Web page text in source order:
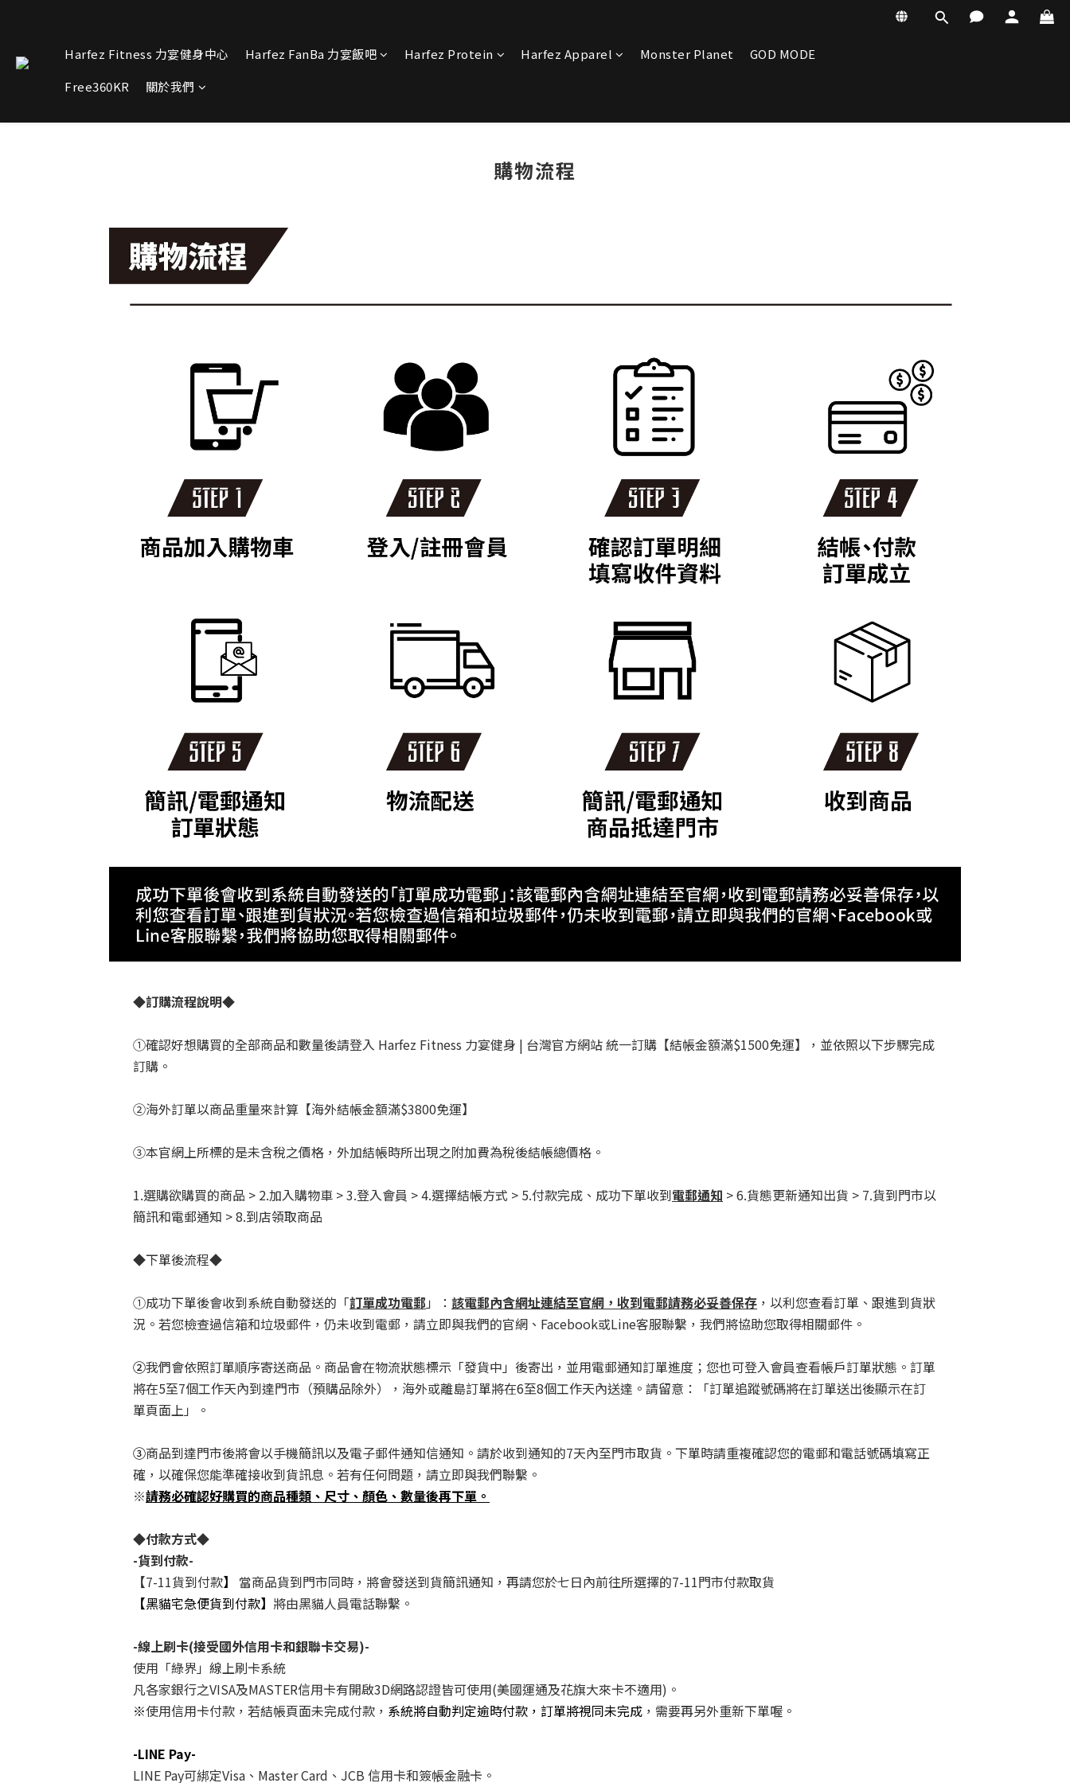
Harfez Fitness 力宴健身中心 Harfez FanBa 力宴飯吧 Harfez Protein Harfez Apparel Monster Planet
GOD MODE
Free360KR
關於我們
購物流程
◆訂購流程說明◆
①確認好想購買的全部商品和數量後請登入 Harfez Fitness 力宴健身 | 台灣官方網站 統一訂購【結帳金額滿$1500免運】，並依照以下步驟完成
訂購。
②海外訂單以商品重量來計算【海外結帳金額滿$3800免運】
③本官網上所標的是未含稅之價格，外加結帳時所出現之附加費為稅後結帳總價格。
1.選購欲購買的商品 > 2.加入購物車 > 3.登入會員 > 4.選擇結帳方式 > 5.付款完成、成功下單收到電郵通知 > 6.貨態更新通知出貨 > 7.貨到門市以
簡訊和電郵通知 > 8.到店領取商品
◆下單後流程◆
①成功下單後會收到系統自動發送的「訂單成功電郵」： 該電郵內含網址連結至官網，收到電郵請務必妥善保存 ，以利您查看訂單、跟進到貨狀
況。若您檢查過信箱和垃圾郵件，仍未收到電郵，請立即與我們的官網、Facebook或Line客服聯繫，我們將協助您取得相關郵件。
②我們會依照訂單順序寄送商品。商品會在物流狀態標示「發貨中」後寄出，並用電郵通知訂單進度；您也可登入會員查看帳戶訂單狀態。訂單
將在5至7個工作天內到達門市（預購品除外），海外或離島訂單將在6至8個工作天內送達。請留意：「訂單追蹤號碼將在訂單送出後顯示在訂
單頁面上」。
③商品到達門市後將會以手機簡訊以及電子郵件通知信通知。請於收到通知的7天內至門市取貨。下單時請重複確認您的電郵和電話號碼填寫正
確，以確保您能準確接收到貨訊息。若有任何問題，請立即與我們聯繫。
※請務必確認好購買的商品種類、尺寸、顏色、數量後再下單。
◆付款方式◆
-貨到付款-
【7-11貨到付款】
當商品貨到門市同時，將會發送到貨簡訊通知，再請您於七日內前往所選擇的7-11門市付款取貨
【黑貓宅急便貨到付款】 將由黑貓人員電話聯繫。
-線上刷卡(接受國外信用卡和銀聯卡交易)-
使用「綠界」線上刷卡系統
凡各家銀行之VISA及MASTER信用卡有開啟3D網路認證皆可使用(美國運通及花旗大來卡不適用)。
※使用信用卡付款，若結帳頁面未完成付款， 系統將自動判定逾時付款，訂單將視同未完成 ，需要再另外重新下單喔。
-LINE Pay-
LINE Pay可綁定Visa、Master Card、JCB 信用卡和簽帳金融卡。